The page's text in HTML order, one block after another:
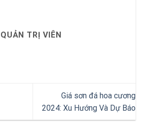
QUẢN TRỊ VIÊN
Giá sơn đá hoa cương
2024: Xu Hướng Và Dự Báo